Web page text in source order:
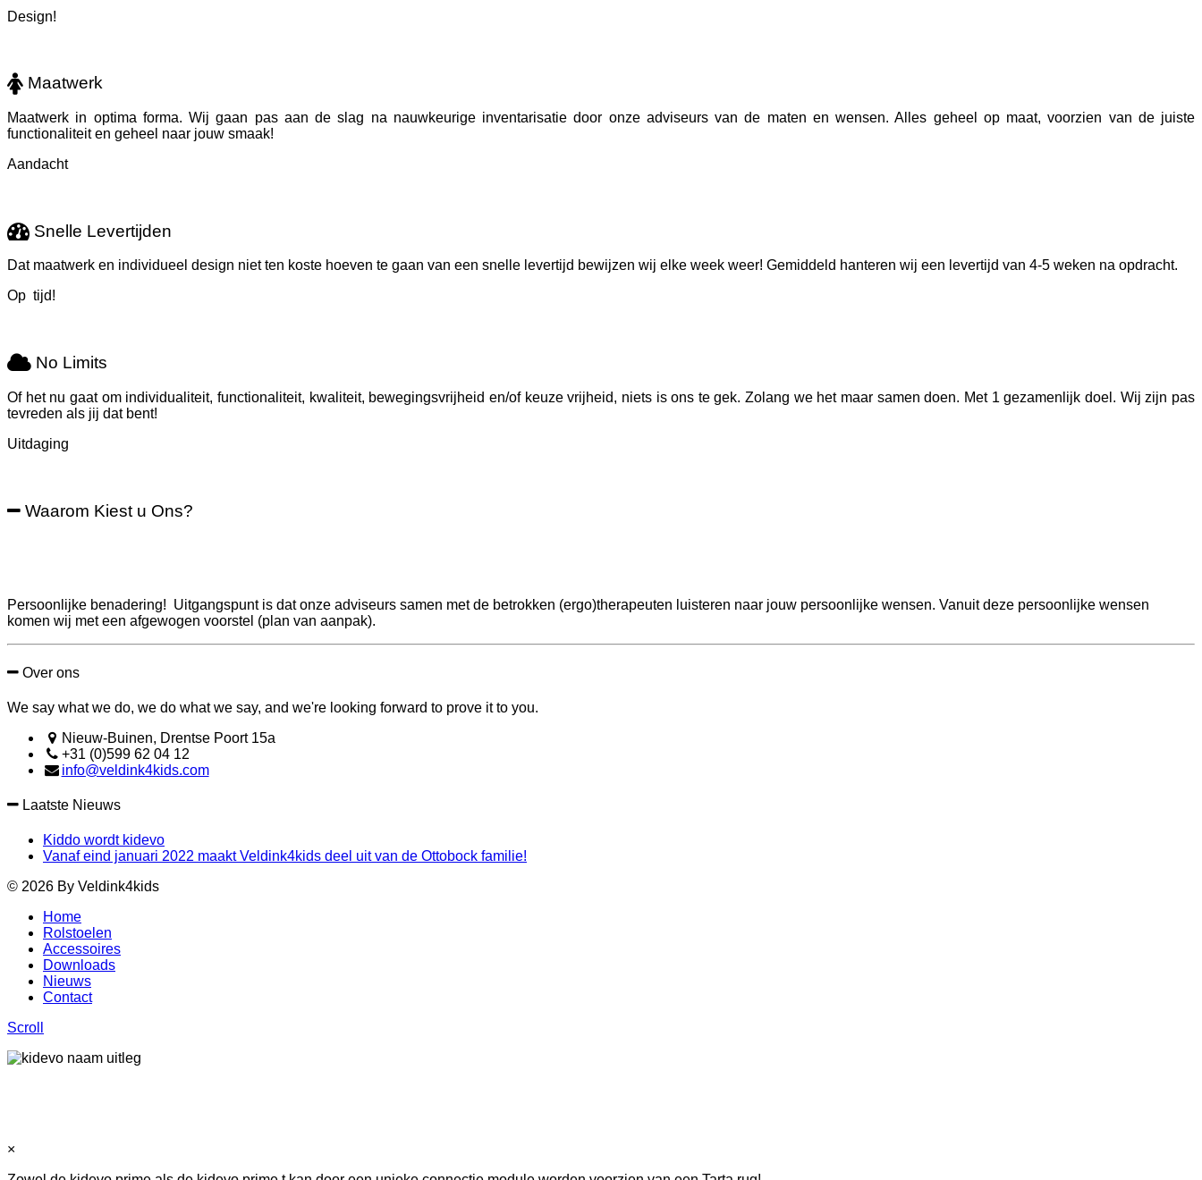
Design!
Maatwerk
Maatwerk in optima forma. Wij gaan pas aan de slag na nauwkeurige inventarisatie door onze adviseurs van de maten en wensen. Alles geheel op maat, voorzien van de juiste
functionaliteit en geheel naar jouw smaak!
Aandacht
Snelle Levertijden
Dat maatwerk en individueel design niet ten koste hoeven te gaan van een snelle levertijd bewijzen wij elke week weer! Gemiddeld hanteren wij een levertijd van 4-5 weken na opdracht.
Op tijd!
No Limits
Of het nu gaat om individualiteit, functionaliteit, kwaliteit, bewegingsvrijheid en/of keuze vrijheid, niets is ons te gek. Zolang we het maar samen doen. Met 1 gezamenlijk doel. Wij zijn pas
tevreden als jij dat bent!
Uitdaging
Waarom Kiest u Ons?
Persoonlijke benadering! Uitgangspunt is dat onze adviseurs samen met de betrokken (ergo)therapeuten luisteren naar jouw persoonlijke wensen. Vanuit deze persoonlijke wensen
komen wij met een afgewogen voorstel (plan van aanpak).
Over ons
We say what we do, we do what we say, and we're looking forward to prove it to you.
Nieuw-Buinen, Drentse Poort 15a
+31 (0)599 62 04 12
info@veldink4kids.com
Laatste Nieuws
Kiddo wordt kidevo
Vanaf eind januari 2022 maakt Veldink4kids deel uit van de Ottobock familie!
© 2026 By Veldink4kids
Home
Rolstoelen
Accessoires
Downloads
Nieuws
Contact
Scroll
×